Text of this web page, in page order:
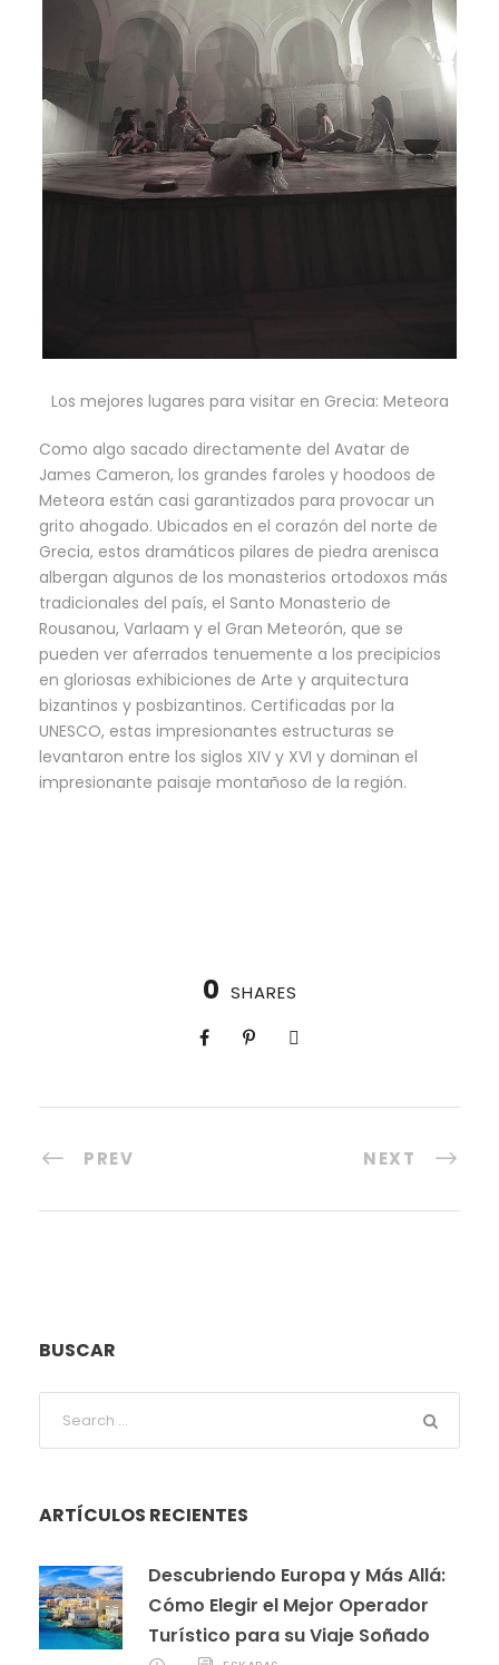
Los mejores lugares para visitar en Grecia: Meteora
Como algo sacado directamente del Avatar de
James Cameron, los grandes faroles y hoodoos de
Meteora están casi garantizados para provocar un
grito ahogado. Ubicados en el corazón del norte de
Grecia, estos dramáticos pilares de piedra arenisca
albergan algunos de los monasterios ortodoxos más
tradicionales del país, el Santo Monasterio de
Rousanou, Varlaam y el Gran Meteorón, que se
pueden ver aferrados tenuemente a los precipicios
en gloriosas exhibiciones de Arte y arquitectura
bizantinos y posbizantinos. Certificadas por la
UNESCO, estas impresionantes estructuras se
levantaron entre los siglos XIV y XVI y dominan el
impresionante paisaje montañoso de la región.
0 SHARES
PREV NEXT
BUSCAR
ARTÍCULOS RECIENTES
Descubriendo Europa y Más Allá:
Cómo Elegir el Mejor Operador
Turístico para su Viaje Soñado